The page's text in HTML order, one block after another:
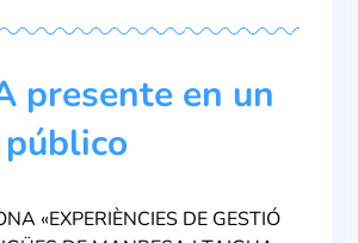
presente en un
«EXPERIÈNCIES DE GESTIÓ